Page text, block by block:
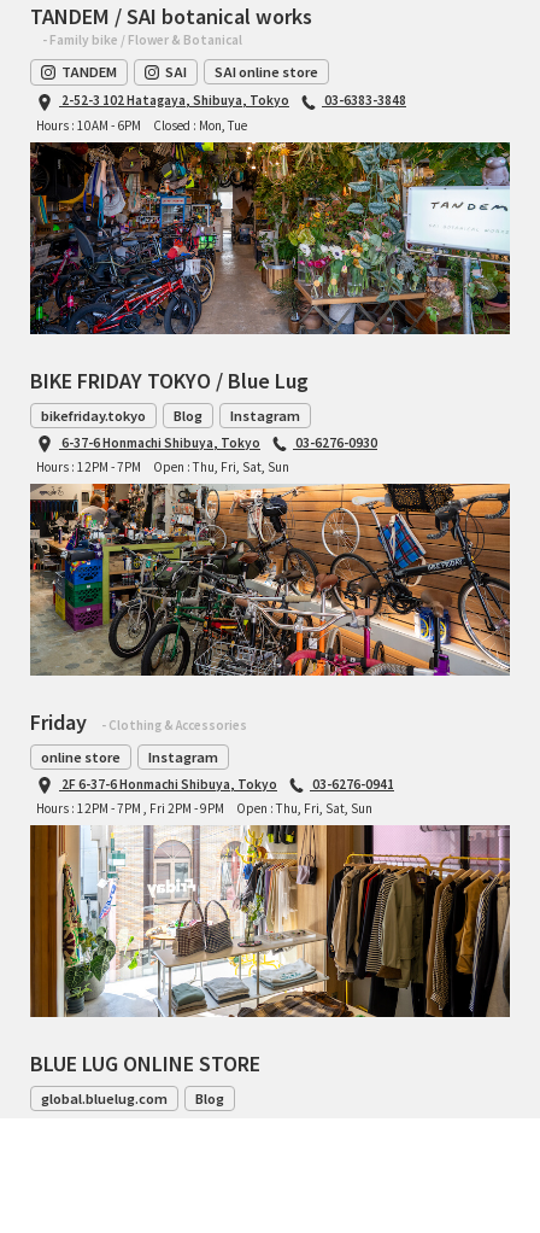
TANDEM / SAI botanical works
- Family bike / Flower & Botanical
TANDEM SAI SAI online store
2-52-3 102 Hatagaya, Shibuya, Tokyo
03-6383-3848
Hours : 10AM - 6PM
Closed : Mon, Tue
BIKE FRIDAY TOKYO / Blue Lug
bikefriday.tokyo Blog Instagram
6-37-6 Honmachi Shibuya, Tokyo
03-6276-0930
Hours : 12PM - 7PM
Open : Thu, Fri, Sat, Sun
Friday - Clothing & Accessories
online store Instagram
2F 6-37-6 Honmachi Shibuya, Tokyo
03-6276-0941
Hours : 12PM - 7PM , Fri 2PM - 9PM
Open : Thu, Fri, Sat, Sun
BLUE LUG ONLINE STORE
global.bluelug.com Blog